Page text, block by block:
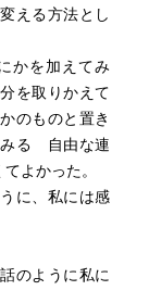
える方法とし
かを加えてみ
を取りかえて
のものと置き
る 自由な連
よかった。
に、私には感
のように私に